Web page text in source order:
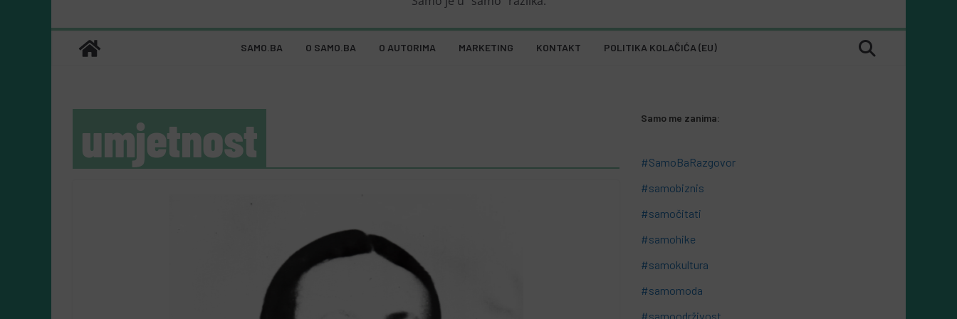
SAMO.BA O SAMO.BA O AUTORIMA MARKETING KONTAKT POLITIKA KOLAČIĆA (EU)
umjetnost Samo me zanima:
#SamoBaRazgovor
#samobiznis
#samočitati
#samohike
#samokultura
#samomoda
#samoodrživost